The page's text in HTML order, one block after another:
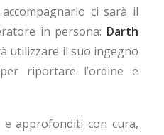
ci sarà il
in persona: Darth
utilizzare il suo ingegno
riportare l’ordine e
e approfonditi con cura,